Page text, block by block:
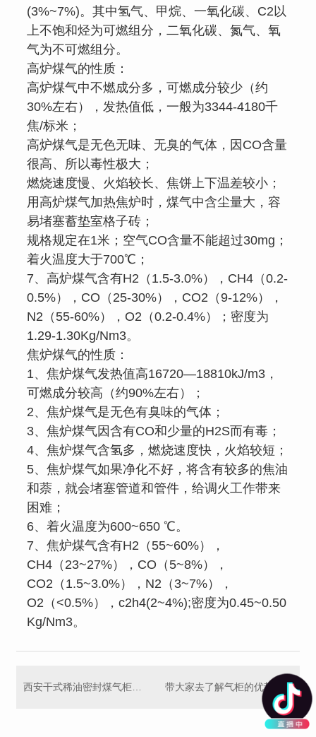
(3%~7%)。其中氢气、甲烷、一氧化碳、C2以
上不饱和烃为可燃组分，二氧化碳、氮气、氧
气为不可燃组分。
高炉煤气的性质：
高炉煤气中不燃成分多，可燃成分较少（约
30%左右），发热值低，一般为3344-4180千
焦/标米；
高炉煤气是无色无味、无臭的气体，因CO含量
很高、所以毒性极大；
燃烧速度慢、火焰较长、焦饼上下温差较小；
用高炉煤气加热焦炉时，煤气中含尘量大，容
易堵塞蓄垫室格子砖；
规格规定在1米；空气CO含量不能超过30mg；
着火温度大于700℃；
7、高炉煤气含有H2（1.5-3.0%），CH4（0.2-
0.5%），CO（25-30%），CO2（9-12%），
N2（55-60%），O2（0.2-0.4%）；密度为
1.29-1.30Kg/Nm3。
焦炉煤气的性质：
1、焦炉煤气发热值高16720—18810kJ/m3，
可燃成分较高（约90%左右）；
2、焦炉煤气是无色有臭味的气体；
3、焦炉煤气因含有CO和少量的H2S而有毒；
4、焦炉煤气含氢多，燃烧速度快，火焰较短；
5、焦炉煤气如果净化不好，将含有较多的焦油
和萘，就会堵塞管道和管件，给调火工作带来
困难；
6、着火温度为600~650 ℃。
7、焦炉煤气含有H2（55~60%），
CH4（23~27%），CO（5~8%），
CO2（1.5~3.0%），N2（3~7%），
O2（<0.5%），c2h4(2~4%);密度为0.45~0.50
Kg/Nm3。